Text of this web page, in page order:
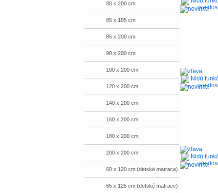
-2%
-9%
-13%
80 x 200 cm
85 x 195 cm
85 x 200 cm
90 x 200 cm
100 x 200 cm
120 x 200 cm
140 x 200 cm
160 x 200 cm
180 x 200 cm
200 x 200 cm
60 x 120 cm (detské matrace)
65 x 125 cm (detské matrace)